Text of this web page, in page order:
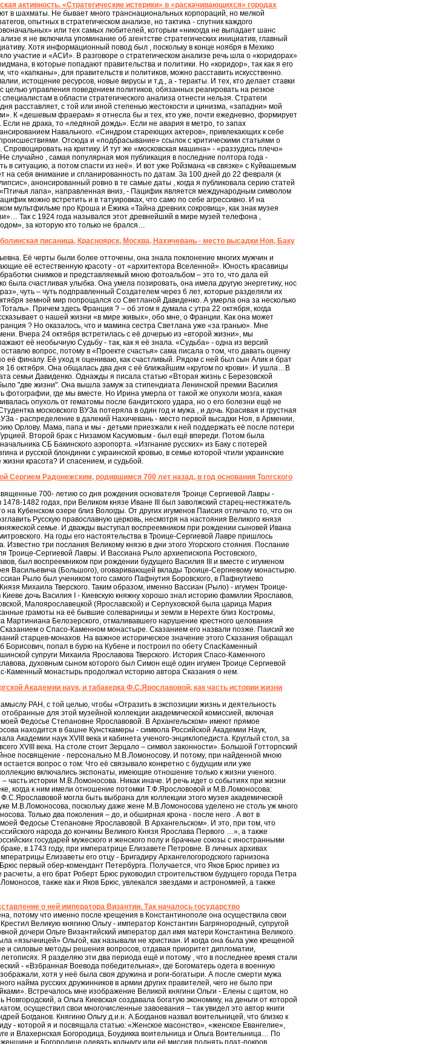
активность. «Стратегические истерики» в «раскачивающихся» городах
в шахматы. Не бывает много транснациональных корпораций, но мелкой
опытных в стратегическом анализе, но тактика - спутник каждого
или тех самых любителей, которым «никогда не выпадает шанс
я не включила упоминание об агентстве стратегических инициатив, главный
Хотя информационный повод был , поскольку в конце ноября в Мехико
участие и «АСИ». В разговоре о стратегическом анализе речь шла о «коридорах»
в которые попадают правительства и политики. Но «коридор», так как я его
«капканы», для правительств и политиков, можно расставить искусственно.
истощение ресурсов, новые вирусы и т.д., а - теракты. И тех, кто делает ставки
управления поведением политиков, обязанных реагировать на резкое
в области стратегического анализа отнести нельзя. Стратеги
расставляет, с той или иной степенью жестокости и цинизма, «западни» мой
К «дешевым фраерам» я отнесла бы и тех, кто уже, почти ежедневно, формирует
не драка, то «ледяной дождь». Если не авария в метро, то запах
Навального. «Синдром стареющих актеров», привлекающих к себе
Отсюда и «подбрасывание» ссылок с критическими статьями о
на критику. И тут же «московская машина» - «раззудись плечо»
случайно , самая популярная моя публикация в последние полтора года -
в ситуацию, а потом спасти из неё». И вот уже Ройзмана «в связке» с Куйвашемым
на себя внимание и спланированность по датам. За 100 дней до 22 февраля (к
анонсированный ровно в те самые даты , когда я публиковала серию статей
лапа», направленная вниз, - Пацифик является международным символом
можно встретить и в татуировках, что само по себе агрессивно. И на
мультфильме про Кроша и Ёжика «Тайна древних сокровищ», как знак музея
Так с 1924 года назывался этот древнейший в мире музей телефона ,
за которую кто только не брался…
писаница, Красноярск, Москва, Нахичевань - место высадки Ноя, Баку
Её черты были более отточены, она знала поклонение многих мужчин и
её естественную красоту - от «архитектора Вселенной». Юность красавицы
снимков и представляемый мною фотоальбом – это то, что дала ей
счастливая улыбка. Она умела позировать, она имела другую энергетику, нос
чуть – чуть подправленный Создателем через 6 лет, которые разделяли их
земной мир попрощался со Светланой Давиденко. А умерла она за несколько
Причем здесь Франция ? – об этом я думала с утра 22 октября, когда
о нашей жизни «в мире живых», обо мне, о Франции. Как она может
? Но оказалось, что и мамина сестра Светлана уже «за гранью». Мне
Вчера 24 октября встретилась с её дочерью из «второй жизни», мы
её необычную Судьбу - так, как я её знала. «Судьба» - одна из версий
вопрос, потому в «Проекте счастья» сама писала о том, что давать оценку
её финалу. Её уход я оцениваю, как счастливый. Рядом с ней был сын Алик и брат
16 октября. Она общалась два дня с её ближайшим «кругом по крови». И ушла…В
семьи Давиденко. Однажды я писала статью «Вторая жизнь с Березовской
"две жизни". Она вышла замуж за стипендиата Ленинской премии Василия
где мы вместе. Но Ирина умерла от такой же опухоли мозга, какая
опухоль от гематомы после бандитского удара, но о его болезни ещё не
московского ВУЗа потеряла в один год и мужа , и дочь. Красивая и грустная
- распределение в далекий Нахичевань - место первой высадки Ноя, в Армении,
Орлову. Мама, папа и мы - детьми приезжали к ней поддержать её после потери
Второй брак с Низамом Касумовым - был ещё впереди. Потом была
СБ Бакинского аэропорта. «Изгнание русских» из Баку с потерей
и русской блондинки с украинской кровью, в семье которой чтили украинские
красота? И спасением, и судьбой.
Сергием Радонежским, родившимся 700 лет назад, в год основания Толгского
700- летию со дня рождения основателя Троице Сергиевой Лавры -
1482 годах, при Великом князе Иване III был заволжский старец-нестяжатель
Кубенском озере близ Вологды. От других игуменов Паисия отличало то, что он
Русскую православную церковь, несмотря на настояния Великого князя
семье. И дважды выступал воспреемником при рождении сыновей Ивана
На годы его настоятельства в Троице-Сергиевой Лавре пришлось
Известно три послания Великому князю в дни этого Угорского стояния. Послание
Троице-Сергиевой Лавры. И Вассиана Рыло архиепископа Ростовского,
был воспреемником при рождении будущего Василия III и вместе с игуменом
Васильевича (Большого), оговаривающей вклады Троице-Сергиевому монастырю.
Рыло был учеником того самого Пафнутия Боровского, в Пафнутиево
Михаила Тверского. Таким образом, именно Вассиан (Рыло) - игумен Троице-
дочь Василия I - Киевскую княжну хорошо знал историю фамилии Ярославов,
Малоярославецкой (Ярославской) и Серпуховской была царица Мария
грамоты на её бывшие солеварницы и земли в Нерехте близ Костромы,
Белозерского, отмаливавшего нарушение крестного целования
о Спасо-Каменном монастыре. Сказанием его назвали позже. Паисий же
старцев-монахов. На важное историческое значение этого Сказания обращал
Борисович, попал в бурю на Кубене и построил по обету СпасКаменный
супруги Михаила Ярославова Тверского. История Спасо-Каменного
духовным сыном которого был Симон ещё один игумен Троице Сергиевой
Каменный монастырь продолжал историю автора Сказания о нем.
Академии наук, и табакерка Ф.С.Ярославовой, как часть истории жизни
РАН, с той целью, чтобы «Отразить в экспозиции жизнь и деятельность
для этой музейной коллекции академической комиссией, включая
Федосье Степановне Ярославовой. В Архангельском» имеют прямое
находится в башне Кунсткамеры - символа Российской Академии Наук,
Академии наук XVIII века и кабинета ученого-энциклопедиста. Круглый стол, за
XVIII века. На столе стоит Зерцало – символ законности». Большой Готторпский
посвящение - персонально М.В.Ломоносову. И потому, при найденной мною
вопрос о том: Что её связывало конкретно с будущим или уже
включались экспонаты, имеющие отношение только к жизни ученого.
часть истории М.В.Ломоносова. Никак иначе. И речь идет о событиях при жизни
когда к ним имели отношение потомки Т.Ф.Ярослововой и М.В.Ломоносова:
могла быть выбрана для коллекции этого музея академической
М.В.Ломоносова, поскольку даже жене М.В.Ломоносова уделено не столь уж много
Только два поколения – до, и обширная крона - после него . А вот в
Федосье Степановне Ярославовой. В Архангельском». И это, при том, что
народа до кончины Великого Князя Ярослава Первого …», а также
государей мужеского и женского полу и брачные союзы с иностранными
в 1743 году, при императрице Елизавете Петровне. В личных архивах
Елизаветы его отцу - Бригадиру Архангелогородского гарнизона
первый обер-комендант Петербурга. Получается, что Яков Брюс привез из
а его брат Роберт Брюс руководил строительством будущего города Петра
также как и Яков Брюс, увлекался звездами и астрономией, а также
о ней императора Византии. Так началось государство
потому что именно после крещения в Константинополе она осуществила свои
Великую княгиню Ольгу - император Константин Багрянородный, супругой
дочери Ольге Византийский император дал имя матери Константина Великого.
«язычницей» Ольгой, как называли не христиан. И когда она была уже крещеной
и силовые методы решения вопросов, отдавая приоритет дипломатии,
Я разделяю эти два периода ещё и потому , что в последнее время стали
- «Взбранная Воевода победительная», где Богоматерь одета в военную
хотя у неё была своя дружина и роги-богатыри. А после смерти мужа
найма русских дружинников в армии других правителей, чего не было при
Встречалось мне изображение Великой княгини Ольги - Елены с щитом, но
а Ольга Киевская создавала богатую экономику, на деньги от которой
осуществил свои многочисленные завоевания – так увидел это автор книги
Богданов. Княгиню Ольгу д.и.н. А.Богданов назвал воительницей, что близко к
- которой я и посвящала статью: «Женское масонство», «женское Евангелие»,
и Влахернская Богородица, Боудикка воительница и Ольга Воительница… По
и Богородице одевать кольчугу или её миссия поднять плат-покров.